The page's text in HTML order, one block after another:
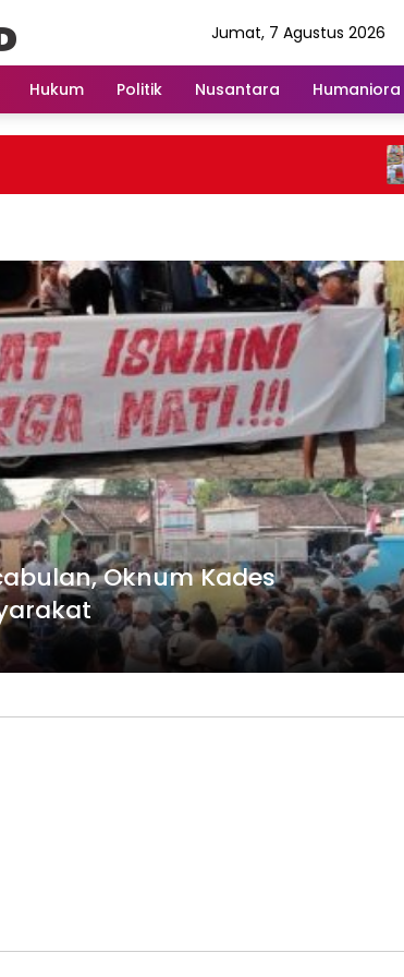
Jumat, 7 Agustus 2026
Hukum Politik Nusantara Humaniora
Oknum Kades